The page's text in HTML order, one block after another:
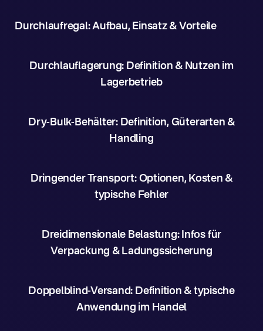
Durchlaufregal: Aufbau, Einsatz & Vorteile
Durchlauflagerung: Definition & Nutzen im
Lagerbetrieb
Dry-Bulk-Behälter: Definition, Güterarten &
Handling
Dringender Transport: Optionen, Kosten &
typische Fehler
Dreidimensionale Belastung: Infos für
Verpackung & Ladungssicherung
Doppelblind-Versand: Definition & typische
Anwendung im Handel